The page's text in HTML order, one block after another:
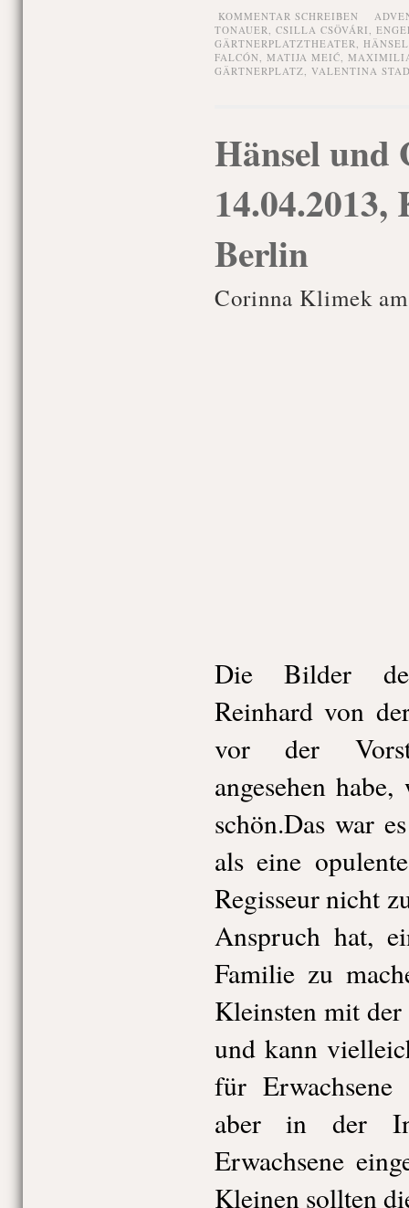
KOMMENTAR SCHREIBEN
TONAUER, CSILLA CSÖVÁRI,
GÄRTNERPLATZTHEATER,
FALCÓN, MATIJA MEIĆ,
GÄRTNERPLATZ, VALENTINA
Hänsel und
14.04.2013,
Berlin
Corinna Klimek
Die Bilder
Reinhard von
vor der
angesehen
schön.Das war
als eine
Regisseur nicht
Anspruch hat,
Familie zu
Kleinsten mit
und kann
für
aber in der
Erwachsene
Kleinen sollten